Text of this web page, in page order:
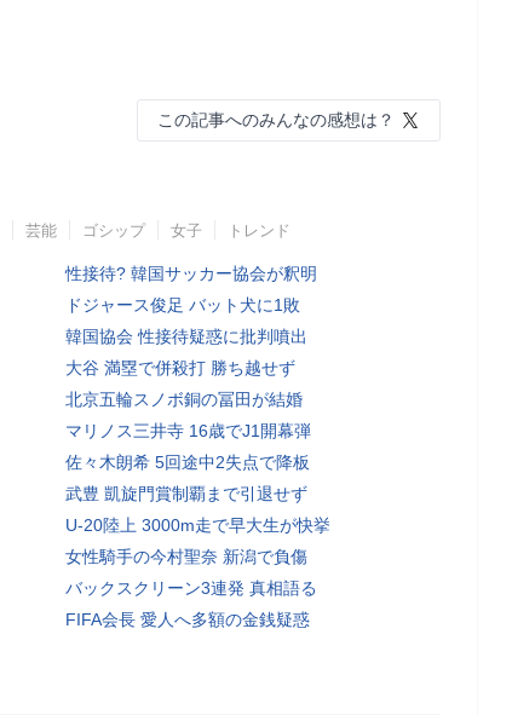
この記事へのみんなの感想は？
芸能 ゴシップ 女子 トレンド
性接待? 韓国サッカー協会が釈明
ドジャース俊足 バット犬に1敗
韓国協会 性接待疑惑に批判噴出
大谷 満塁で併殺打 勝ち越せず
北京五輪スノボ銅の冨田が結婚
マリノス三井寺 16歳でJ1開幕弾
佐々木朗希 5回途中2失点で降板
武豊 凱旋門賞制覇まで引退せず
U-20陸上 3000m走で早大生が快挙
女性騎手の今村聖奈 新潟で負傷
バックスクリーン3連発 真相語る
FIFA会長 愛人へ多額の金銭疑惑